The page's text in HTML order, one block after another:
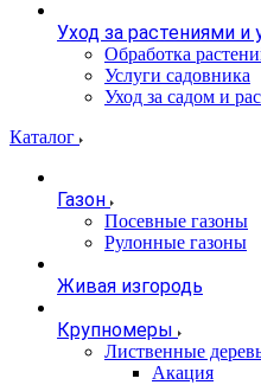
Уход за растениями и
Обработка
Услуги садовника
Уход за садом и
Каталог
Газон
Посевные газоны
Рулонные газоны
Живая изгородь
Крупномеры
Лиственные
Акация